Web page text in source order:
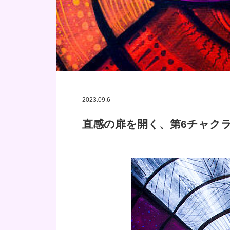
2023.09.6
直感の扉を開く、第6チャク